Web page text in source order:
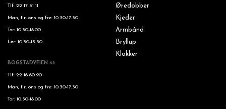
Tlf: 22 17 51 11
Man, tir, ons og fre: 10.30-17.30
Tor: 10.30-18.00
Lør: 10.30-15.30
BOGSTADVEIEN 43
Tlf: 22 16 60 90
Man, tir, ons og fre: 10.30-17.30
Tor: 10.30-18.00
Øredobber
Kjeder
Armbånd
Bryllup
Klokker